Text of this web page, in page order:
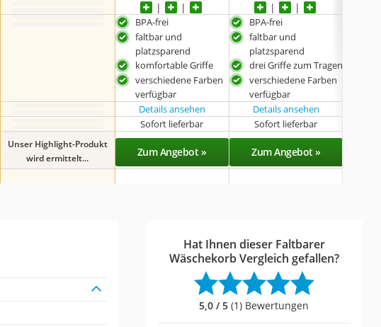
BPA-frei
faltbar und
platzsparend
komfortable Griffe
verschiedene Farben
verfügbar
BPA-frei
faltbar und
platzsparend
drei Griffe zum Tragen
verschiedene Farben
verfügbar
Details ansehen Details ansehen
Sofort lieferbar Sofort lieferbar
Unser Highlight-Produkt
wird ermittelt...
Zum Angebot » Zum Angebot »
Hat Ihnen dieser Faltbarer
Wäschekorb Vergleich gefallen?
5,0 / 5 (1) Bewertungen